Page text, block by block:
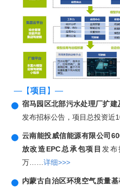
—【项目 】—
宿马园区北部污水处理厂扩建
发布招标公告，项目总投资近
云南能投威信能源有限公司
放改造EPC总承包项目 发布
万…… 详细>>>
内蒙古自治区环境空气质量